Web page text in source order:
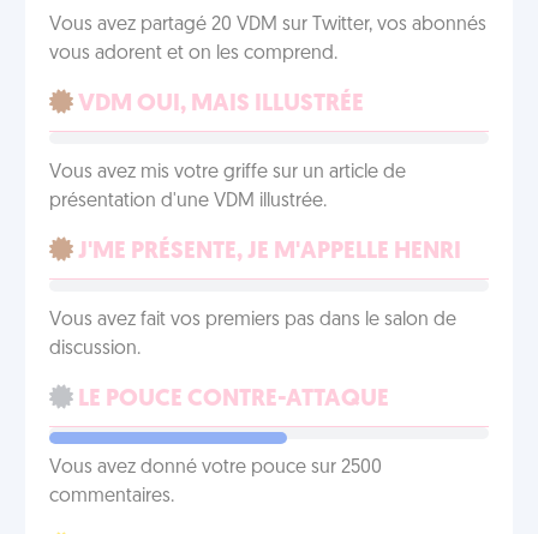
Vous avez partagé 20 VDM sur Twitter, vos abonnés
vous adorent et on les comprend.
VDM OUI, MAIS ILLUSTRÉE
Vous avez mis votre griffe sur un article de
présentation d'une VDM illustrée.
J'ME PRÉSENTE, JE M'APPELLE HENRI
Vous avez fait vos premiers pas dans le salon de
discussion.
LE POUCE CONTRE-ATTAQUE
Vous avez donné votre pouce sur 2500
commentaires.